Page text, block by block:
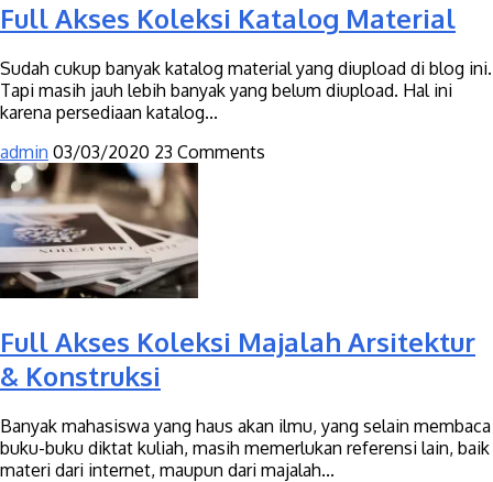
Full Akses Koleksi Katalog Material
Sudah cukup banyak katalog material yang diupload di blog ini.
Tapi masih jauh lebih banyak yang belum diupload. Hal ini
karena persediaan katalog...
admin 03/03/2020 23 Comments
Full Akses Koleksi Majalah Arsitektur
& Konstruksi
Banyak mahasiswa yang haus akan ilmu, yang selain membaca
buku-buku diktat kuliah, masih memerlukan referensi lain, baik
materi dari internet, maupun dari majalah...